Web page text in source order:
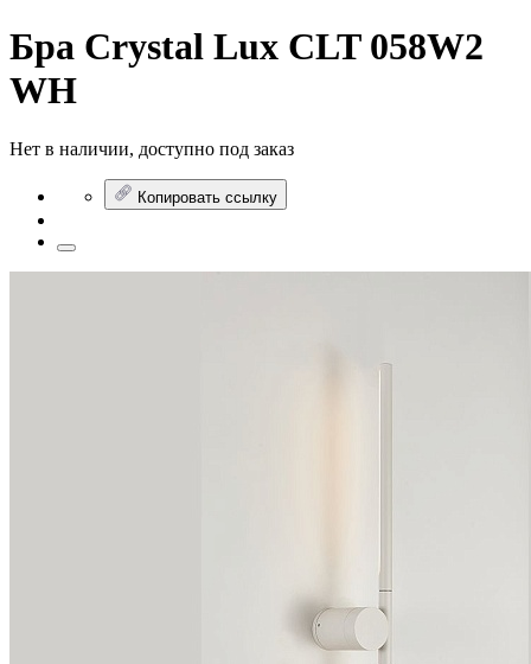
Бра Crystal Lux CLT 058W2
WH
Нет в наличии, доступно под заказ
Копировать ссылку